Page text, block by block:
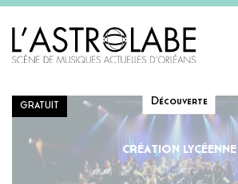
GRATUIT Découverte
CRÉATION LYCÉENNE